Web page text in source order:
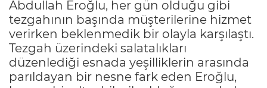
Abdullah Eroğlu, her gün olduğu gibi
tezgahının başında müşterilerine hizmet
verirken beklenmedik bir olayla karşılaştı.
Tezgah üzerindeki salatalıkları
düzenlediği esnada yeşilliklerin arasında
parıldayan bir nesne fark eden Eroğlu,